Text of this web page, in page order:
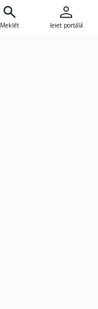
Meklēt Ieiet portālā